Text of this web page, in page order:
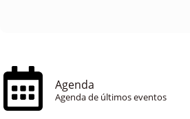
Agenda
Agenda de últimos eventos